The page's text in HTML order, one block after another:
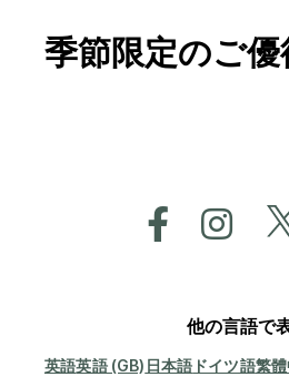
季節限定のご優
他の言語で
英語英語 (GB) 日本語 ドイツ語繁